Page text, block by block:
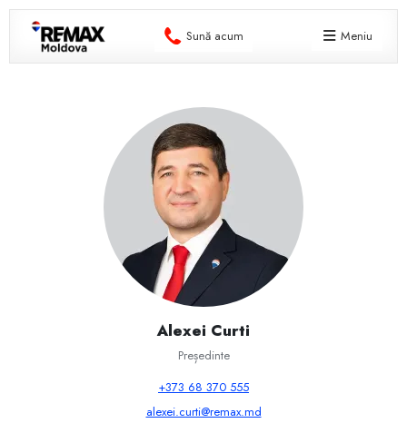
Sună acum Meniu
Alexei Curti
Președinte
+373 68 370 555
alexei.curti@remax.md